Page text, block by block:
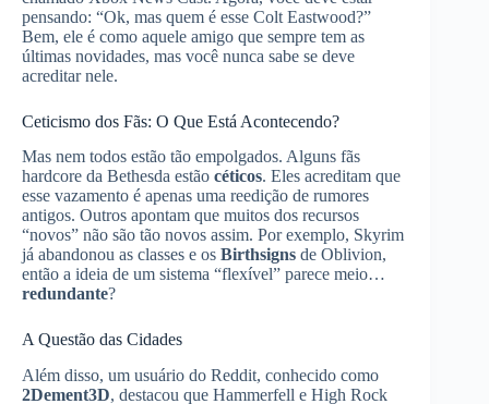
pensando: “Ok, mas quem é esse Colt Eastwood?”
Bem, ele é como aquele amigo que sempre tem as
últimas novidades, mas você nunca sabe se deve
acreditar nele.
Ceticismo dos Fãs: O Que Está Acontecendo?
Mas nem todos estão tão empolgados. Alguns fãs
hardcore da Bethesda estão céticos. Eles acreditam que
esse vazamento é apenas uma reedição de rumores
antigos. Outros apontam que muitos dos recursos
“novos” não são tão novos assim. Por exemplo, Skyrim
já abandonou as classes e os Birthsigns de Oblivion,
então a ideia de um sistema “flexível” parece meio…
redundante?
A Questão das Cidades
Além disso, um usuário do Reddit, conhecido como
2Dement3D, destacou que Hammerfell e High Rock